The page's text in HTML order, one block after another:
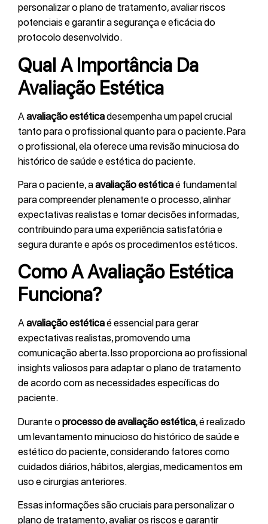
personalizar o plano de tratamento, avaliar riscos
potenciais e garantir a segurança e eficácia do
protocolo desenvolvido.
Qual A Importância Da
Avaliação Estética
A avaliação estéticadesempenha um papel crucial
tanto para o profissional quanto para o paciente. Para
o profissional, ela oferece uma revisão minuciosa do
histórico de saúde e estética do paciente.
Para o paciente, aavaliação estéticaé fundamental
para compreender plenamente o processo, alinhar
expectativas realistas e tomar decisões informadas,
contribuindo para uma experiência satisfatória e
segura durante e após os procedimentos estéticos.
Como A Avaliação Estética
Funciona?
Aavaliação estéticaé essencial para gerar
expectativas realistas, promovendo uma
comunicação aberta. Isso proporciona ao profissional
insights valiosos para adaptar o plano de tratamento
de acordo com as necessidades específicas do
paciente.
Durante oprocesso de avaliação estética, é realizado
um levantamento minucioso do histórico de saúde e
estético do paciente, considerando fatores como
cuidados diários, hábitos, alergias, medicamentos em
uso e cirurgias anteriores.
Essas informações são cruciais para personalizar o
plano de tratamento, avaliar os riscos e garantir